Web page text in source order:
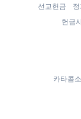
선교헌금
헌금
카타콤